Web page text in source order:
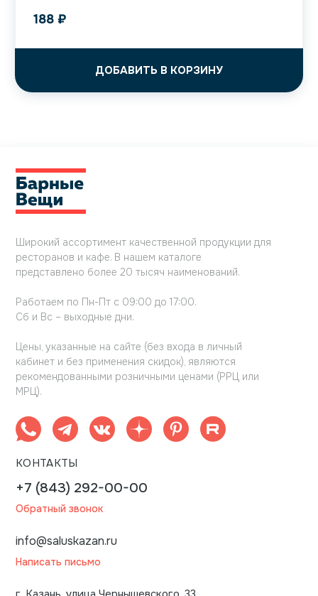
188 ₽
ДОБАВИТЬ В КОРЗИНУ
Широкий ассортимент качественной продукции для
ресторанов и кафе. В нашем каталоге
представлено более 20 тысяч наименований.
Работаем по Пн-Пт с 09:00 до 17:00.
Сб и Вс – выходные дни.
Цены, указанные на сайте (без входа в личный
кабинет и без применения скидок), являются
рекомендованными розничными ценами (РРЦ или
МРЦ).
КОНТАКТЫ
+7 (843) 292-00-00
Обратный звонок
info@saluskazan.ru
Написать письмо